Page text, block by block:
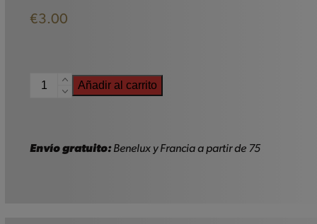
€3.00
Gulden
cantidad
Añadir al carrito
Envío gratuito:Benelux y Francia a partir de 75